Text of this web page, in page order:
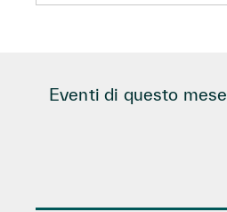
Eventi di questo mese